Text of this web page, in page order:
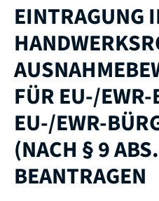
EINTRAGUNG
FÜR EU-/
EU-/EWR-
(NACH § 9
BEANTRAGEN